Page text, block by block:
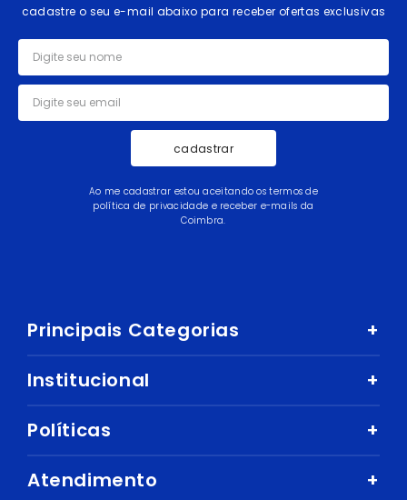
cadastre o seu e-mail abaixo para receber ofertas exclusivas
cadastrar
Ao me cadastrar estou aceitando os termos de
política de privacidade e receber e-mails da
Coimbra.
Principais Categorias +
Celular e Smartphone
Sandálias
Áudio
Institucional +
Nossa História
Nossas Lojas
Trabalhe Conosco
Políticas +
Como comprar
Atendimento +